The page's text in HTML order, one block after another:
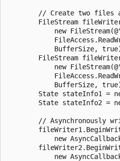
// Create two files
FileStream
new
BufferSize,
FileStream
new
BufferSize,
State stateInfo1 =
State stateInfo2 =
// Asynchronously
new
new